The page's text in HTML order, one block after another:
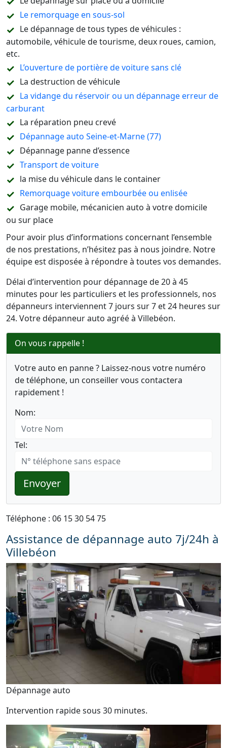
Le remorquage en sous-sol
Le dépannage de tous types de véhicules :
automobile, véhicule de tourisme, deux roues, camion,
etc.
L’ouverture de portière de voiture sans clé
La destruction de véhicule
La vidange du réservoir ou un dépannage erreur de
carburant
La réparation pneu crevé
Dépannage auto Seine-et-Marne (77)
Dépannage panne d’essence
Transport de voiture
la mise du véhicule dans le container
Remorquage voiture embourbée ou enlisée
Garage mobile, mécanicien auto à votre domicile
ou sur place
Pour avoir plus d’informations concernant l’ensemble
de nos prestations, n’hésitez pas à nous joindre. Notre
équipe est disposée à répondre à toutes vos demandes.
Délai d’intervention pour dépannage de 20 à 45
minutes pour les particuliers et les professionnels, nos
dépanneurs interviennent 7 jours sur 7 et 24 heures sur
24. Votre dépanneur auto agréé à Villebéon.
On vous rappelle !
Votre auto en panne ? Laissez-nous votre numéro
de téléphone, un conseiller vous contactera
rapidement !
Nom:
Tel:
Envoyer
Téléphone : 06 15 30 54 75
Assistance de dépannage auto 7j/24h à
Villebéon
Dépannage auto
Intervention rapide sous 30 minutes.